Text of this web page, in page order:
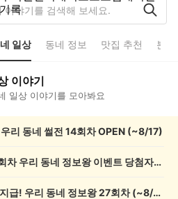
록
일상 동네 정보 맛집 추천 분
이야기
일상 이야기를 모아봐요
리 동네 썰전 14회차 OPEN (~8/17)
💰[당첨자 발표] 26회차 우리 동네 정보왕 이벤트 당첨자를 발표합니다!
💸 전원 2,000캐시 지급! 우리 동네 정보왕 27회차 (~8/10)